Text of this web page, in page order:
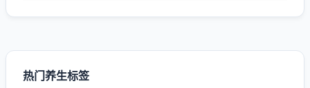
热门养生标签